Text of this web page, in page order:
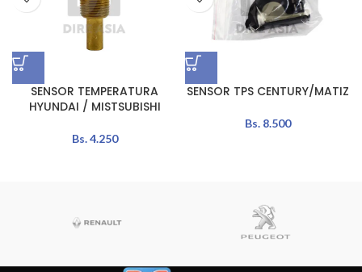
SENSOR TEMPERATURA
HYUNDAI / MISTSUBISHI
Bs.4.250
SENSOR TPS CENTURY/MATIZ
Bs.8.500